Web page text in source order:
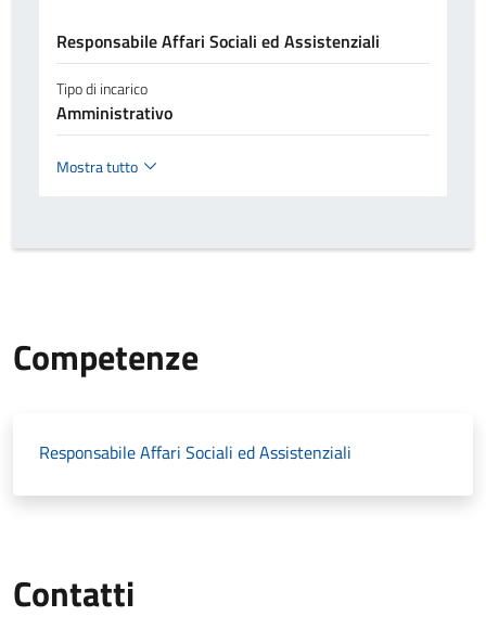
Responsabile Affari Sociali ed Assistenziali
Tipo di incarico
Amministrativo
Mostra tutto
Competenze
Responsabile Affari Sociali ed Assistenziali
Contatti